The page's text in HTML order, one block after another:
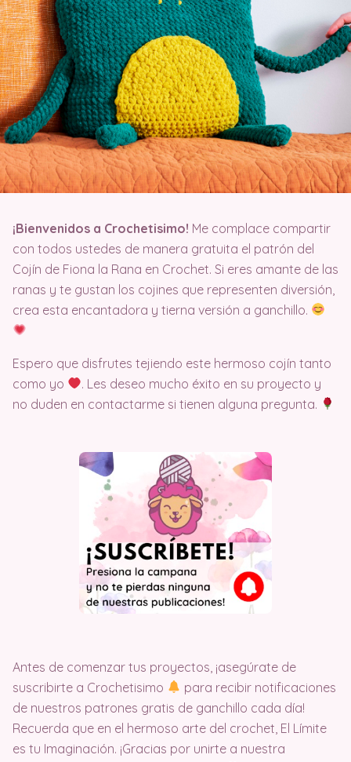
¡Bienvenidos a Crochetisimo! Me complace compartir
con todos ustedes de manera gratuita el patrón del
Cojín de Fiona la Rana en Crochet. Si eres amante de las
ranas y te gustan los cojines que representen diversión,
crea esta encantadora y tierna versión a ganchillo.
Espero que disfrutes tejiendo este hermoso cojín tanto
como yo
. Les deseo mucho éxito en su proyecto y
no duden en contactarme si tienen alguna pregunta.
Antes de comenzar tus proyectos, ¡asegúrate de
suscribirte a Crochetisimo
para recibir notificaciones
de nuestros patrones gratis de ganchillo cada día!
Recuerda que en el hermoso arte del crochet, El Límite
es tu Imaginación. ¡Gracias por unirte a nuestra